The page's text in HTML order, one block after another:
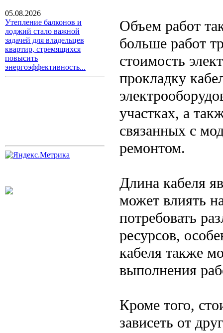
05.08.2026
Утепление балконов и
лоджий стало важной
задачей для владельцев
квартир, стремящихся
повысить
энергоэффективность...
Объем работ
больше работ
стоимость
прокладку
участках, а
связанных с
ремонтом.
Длина кабеля
может влиять
потребовать
ресурсов,
кабеля также
выполнения
Кроме того,
зависеть от